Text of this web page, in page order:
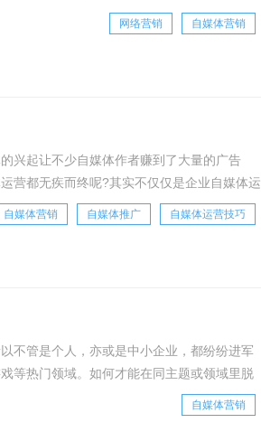
2万，招了5个年轻人来做
网络营销 自媒体营销
兴起让不少自媒体作者赚到了大量的广告
营都无疾而终呢?其实不仅仅是企业自媒体运
决这样的问题?企业怎样
自媒体营销 自媒体推广 自媒体运营技巧
不管是个人，亦或是中小企业，都纷纷进军
等热门领域。如何才能在同主题或领域里脱
自媒体营销